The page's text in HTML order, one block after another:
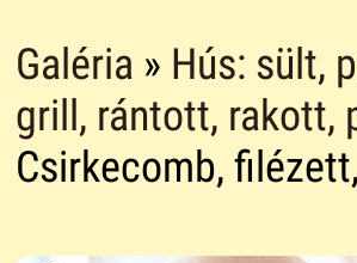
Galéria » Hús: sült,
grill, rántott, rakott,
Csirkecomb,